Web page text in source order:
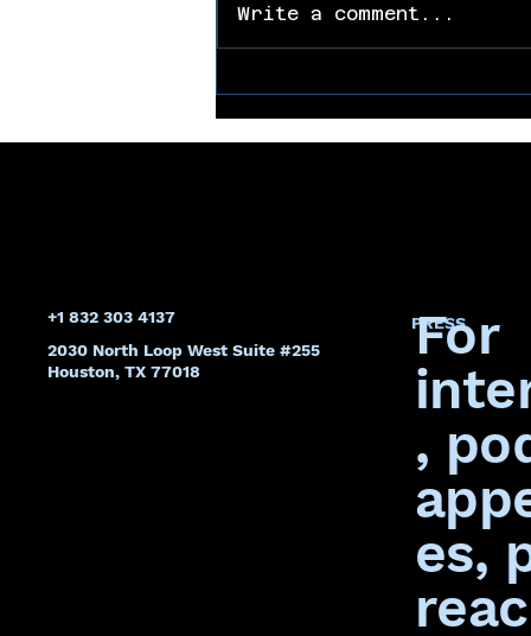
Obligatoria: Por qué
el Conference of
Write a comment...
+1 832 303 4137
2030 North Loop West Suite #255
Houston, TX 77018
PRESS
For
,
es,